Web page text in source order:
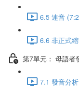
6.5 連音
6.6 非正式
第7單元： 母語者
7.1 發音分